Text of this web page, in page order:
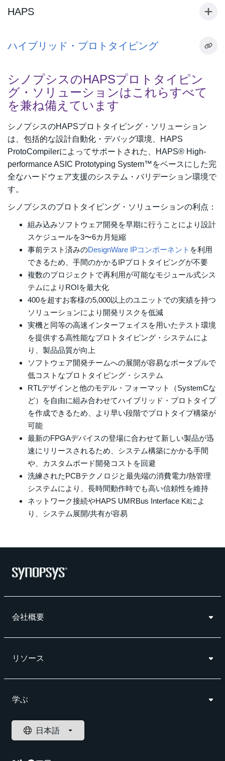
HAPS
ハイブリッド・プロトタイピング
シノプシスのHAPSプロトタイピン
グ・ソリューションはこれらすべて
を兼ね備えています
シノプシスのHAPSプロトタイピング・ソリューション
は、包括的な設計自動化・デバッグ環境、HAPS
ProtoCompilerによってサポートされた、HAPS® High-
performance ASIC Prototyping System™をベースにした完
全なハードウェア支援のシステム・バリデーション環境で
す。
シノプシスのプロトタイピング・ソリューションの利点：
組み込みソフトウェア開発を早期に行うことにより設計
スケジュールを3〜6カ月短縮
事前テスト済みのDesignWare IPコンポーネント を利用
できるため、手間のかかるIPプロトタイピングが不要
複数のプロジェクトで再利用が可能なモジュール式シス
テムによりROIを最大化
400を超すお客様の5,000以上のユニットでの実績を持つ
ソリューションにより開発リスクを低減
実機と同等の高速インターフェイスを用いたテスト環境
を提供する高性能なプロトタイピング・システムによ
り、製品品質が向上
ソフトウェア開発チームへの展開が容易なポータブルで
低コストなプロトタイピング・システム
RTLデザインと他のモデル・フォーマット（SystemCな
ど）を自由に組み合わせてハイブリッド・プロトタイプ
を作成できるため、より早い段階でプロトタイプ構築が
可能
最新のFPGAデバイスの登場に合わせて新しい製品が迅
速にリリースされるため、システム構築にかかる手間
や、カスタムボード開発コストを回避
洗練されたPCBテクノロジと最先端の消費電力/熱管理
システムにより、長時間動作時でも高い信頼性を維持
ネットワーク接続やHAPS UMRBus Interface Kitによ
り、システム展開/共有が容易
会社概要
リソース
学ぶ